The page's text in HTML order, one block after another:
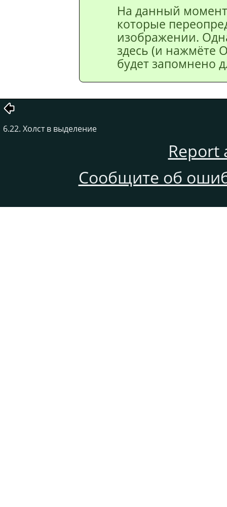
На данный
которые
изображении.
здесь (и нажмёте
будет запомнено
6.22. Холст в выделение
Report
Сообщите об